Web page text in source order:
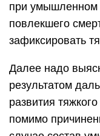
при умышленном
повлекшего
зафиксировать
Далее надо
результатом
развития
помимо